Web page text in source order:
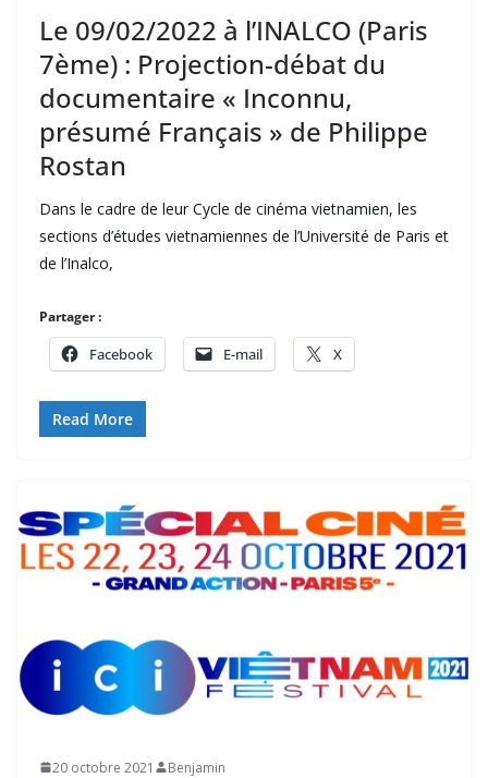
Le 09/02/2022 à l’INALCO (Paris
7ème) : Projection-débat du
documentaire « Inconnu,
présumé Français » de Philippe
Rostan
Dans le cadre de leur Cycle de cinéma vietnamien, les
sections d’études vietnamiennes de l’Université de Paris et
de l’Inalco,
Partager :
Facebook E-mail X
Read More
20 octobre 2021 Benjamin